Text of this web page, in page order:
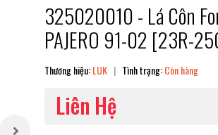
325020010 - Lá Côn
PAJERO 91-02 [23R-
Thương hiệu:LUK | Tình trạng:Còn hàng
Liên Hệ